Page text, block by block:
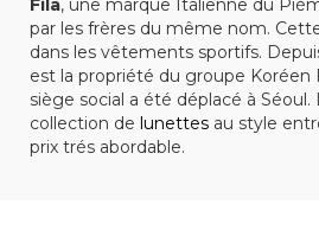
Fila, une marque Italienne du
par les frères du même nom.
dans les vêtements sportifs.
est la propriété du groupe Koréen
siège social a été déplacé à Séoul.
collection de lunettes au style
prix trés abordable.